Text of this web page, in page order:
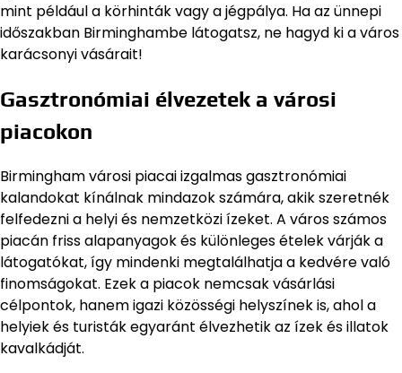
mint például a körhinták vagy a jégpálya. Ha az ünnepi
időszakban Birminghambe látogatsz, ne hagyd ki a város
karácsonyi vásárait!
Gasztronómiai élvezetek a városi
piacokon
Birmingham városi piacai izgalmas gasztronómiai
kalandokat kínálnak mindazok számára, akik szeretnék
felfedezni a helyi és nemzetközi ízeket. A város számos
piacán friss alapanyagok és különleges ételek várják a
látogatókat, így mindenki megtalálhatja a kedvére való
finomságokat. Ezek a piacok nemcsak vásárlási
célpontok, hanem igazi közösségi helyszínek is, ahol a
helyiek és turisták egyaránt élvezhetik az ízek és illatok
kavalkádját.